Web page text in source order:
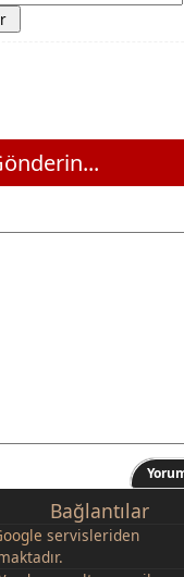
Bağlantılar
servisleriden